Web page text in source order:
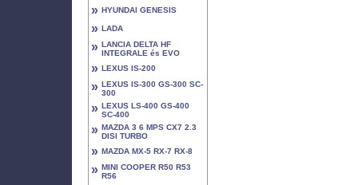
» HYUNDAI GENESIS
» LADA
» LANCIA DELTA HF
INTEGRALE és EVO
» LEXUS IS-200
» LEXUS IS-300 GS-300 SC-
300
» LEXUS LS-400 GS-400
SC-400
» MAZDA 3 6 MPS CX7 2.3
DISI TURBO
» MAZDA MX-5 RX-7 RX-8
» MINI COOPER R50 R53
R56